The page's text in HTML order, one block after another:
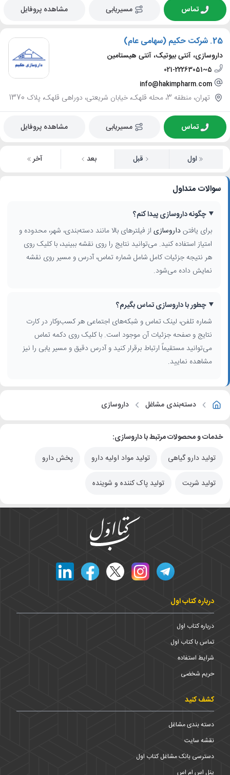
تماس مسیریابی مشاهده پروفایل
25. شرکت حکیم (سهامی عام)
داروسازی، آنتی بیوتیک، آنتی هیستامین
021-22263051~5
info@hakimpharm.com
تهران، منطقه 3، محله قلهک، خیابان شریعتی، دوراهی قلهک، پلاک 1370
تماس مسیریابی مشاهده پروفایل
اول قبل بعد آخر
سوالات متداول
چگونه داروسازی پیدا کنم؟
برای یافتنداروسازی از فیلترهای بالا مانند دسته‌بندی، شهر، محدوده و
امتیاز استفاده کنید. می‌توانید نتایج را روی نقشه ببینید، با کلیک روی
هر نتیجه جزئیات کامل شامل شماره تماس، آدرس و مسیر روی نقشه
نمایش داده می‌شود.
چطور با داروسازی تماس بگیرم؟
شماره تلفن، لینک تماس و شبکه‌های اجتماعی هر کسب‌وکار در کارت
نتایج و صفحه جزئیات آن موجود است. با کلیک روی دکمه تماس
می‌توانید مستقیماً ارتباط برقرار کنید و آدرس دقیق و مسیر یابی را نیز
مشاهده نمایید.
دسته‌بندی مشاغل داروسازی
خدمات و محصولات مرتبط با داروسازی:
تولید دارو گیاهی
تولید مواد اولیه دارو پخش دارو
تولید شربت تولید پاک کننده و شوینده
درباره کتاب اول
درباره کتاب اول
تماس با کتاب اول
شرایط استفاده
حریم شخضی
کشف کنید
دسته بندی مشاغل
نقشه سایت
دسترسی بانک مشاغل کتاب اول
پنل اس ام اس